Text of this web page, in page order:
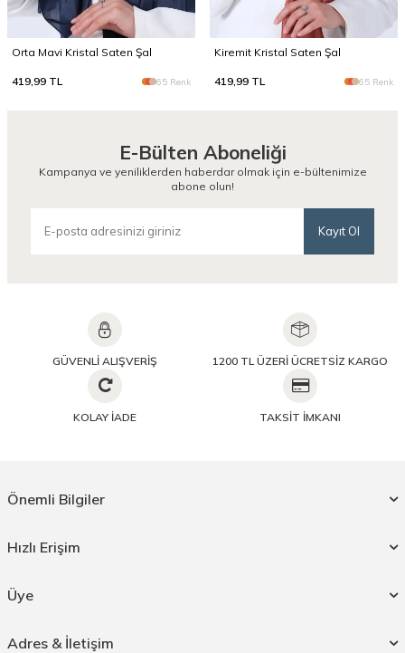
Orta Mavi Kristal Saten Şal
419,99 TL 65 Renk
Kiremit Kristal Saten Şal
419,99 TL 65 Renk
E-Bülten Aboneliği
Kampanya ve yeniliklerden haberdar olmak için e-bültenimize
abone olun!
Kayıt Ol
GÜVENLİ ALIŞVERİŞ 1200 TL ÜZERİ ÜCRETSİZ KARGO
KOLAY İADE TAKSİT İMKANI
Adres & İletişim
Önemli Bilgiler
Hızlı Erişim
Üye